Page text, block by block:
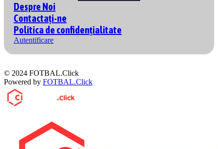
Despre Noi
Contactați-ne
Politica de confidențialitate
Autentificare
© 2024 FOTBAL.Click
Powered by FOTBAL.Click